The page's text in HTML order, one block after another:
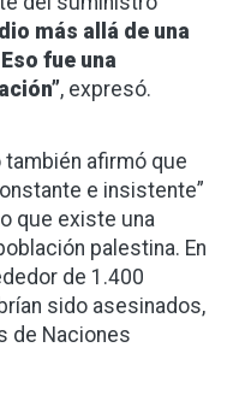
más allá de una
fue una
, expresó.
afirmó que
e insistente”
que existe una
palestina. En
de 1.400
sido asesinados,
de Naciones